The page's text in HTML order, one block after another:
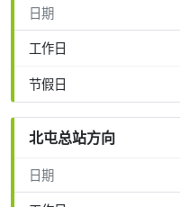
日期
工作日
节假日
北屯总站方向
日期